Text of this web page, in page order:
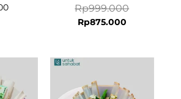
Rp999.000
Rp875.000